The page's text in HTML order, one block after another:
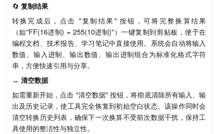
🔄 复制结果
转换完成后，点击 "复制结果" 按钮，可将完整换算结果
（如"FF(16进制) = 255(10进制)"）一键复制到剪贴板，便于在
编程文档、技术报告、学习笔记中直接使用。系统会自动将输入
数值、输入进制、输出数值、输出进制组合为标准化格式字符
串，方便快速引用与分享。
↔️ 清空数据
如需重新开始，点击 "清空数据" 按钮，将彻底清除所有输入、输
出及历史记录，使工具完全恢复到初始空白状态。该操作同时会
清空转换历史列表，确保下一次换算不受前次数据干扰，保持工
具使用的整洁性与独立性。